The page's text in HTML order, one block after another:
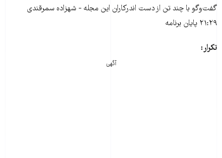
گفت‌وگو با چند تن از دست اندرکاران این مجله - شهزاده سمرقندی
۲۱:۲۹ پایان برنامه
تکرار:
آگهی